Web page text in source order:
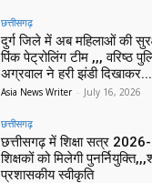
छत्तीसगढ़
दुर्ग जिले में अब महिलाओं की
पिंक पेट्रोलिंग टीम ,,, वरिष्ठ
अग्रवाल ने हरी झंडी दिखाकर...
Asia News Writer - July 16, 2026
छत्तीसगढ़
छत्तीसगढ़ में शिक्षा सत्र
शिक्षकों को मिलेगी
प्रशासकीय स्वीकृति